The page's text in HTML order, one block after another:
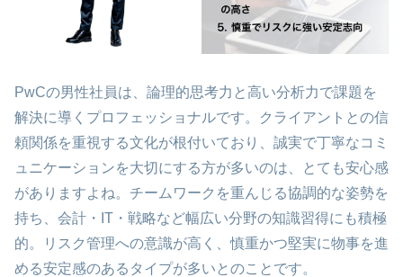
PwCの男性社員は、論理的思考力と高い分析力で課題を
解決に導くプロフェッショナルです。クライアントとの信
頼関係を重視する文化が根付いており、誠実で丁寧なコミ
ュニケーションを大切にする方が多いのは、とても安心感
がありますよね。チームワークを重んじる協調的な姿勢を
持ち、会計・IT・戦略など幅広い分野の知識習得にも積極
的。リスク管理への意識が高く、慎重かつ堅実に物事を進
める安定感のあるタイプが多いとのことです。